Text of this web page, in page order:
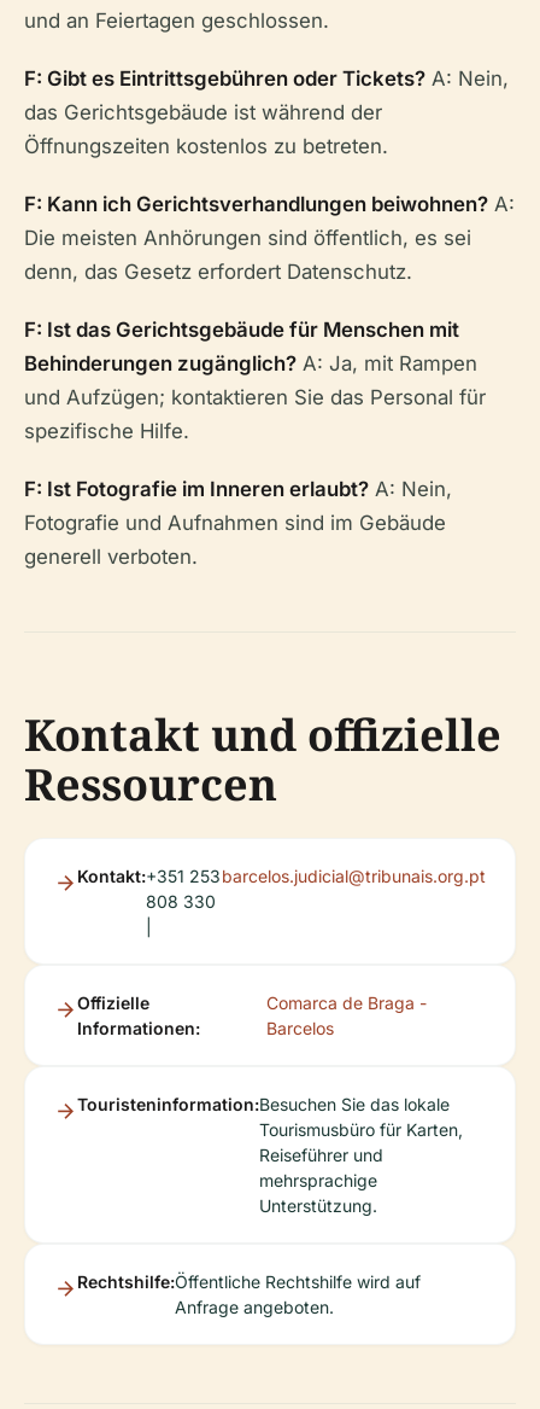
und an Feiertagen geschlossen.
F: Gibt es Eintrittsgebühren oder Tickets? A: Nein,
das Gerichtsgebäude ist während der
Öffnungszeiten kostenlos zu betreten.
F: Kann ich Gerichtsverhandlungen beiwohnen? A:
Die meisten Anhörungen sind öffentlich, es sei
denn, das Gesetz erfordert Datenschutz.
F: Ist das Gerichtsgebäude für Menschen mit
Behinderungen zugänglich? A: Ja, mit Rampen
und Aufzügen; kontaktieren Sie das Personal für
spezifische Hilfe.
F: Ist Fotografie im Inneren erlaubt? A: Nein,
Fotografie und Aufnahmen sind im Gebäude
generell verboten.
Kontakt und offizielle
Ressourcen
Kontakt:+351 253
808 330
barcelos.judicial@tribunais.org.pt
Offizielle
Informationen:
Comarca de Braga -
Barcelos
Touristeninformation:Besuchen Sie das lokale
Tourismusbüro für Karten,
Reiseführer und
mehrsprachige
Unterstützung.
Rechtshilfe:Öffentliche Rechtshilfe wird auf
Anfrage angeboten.